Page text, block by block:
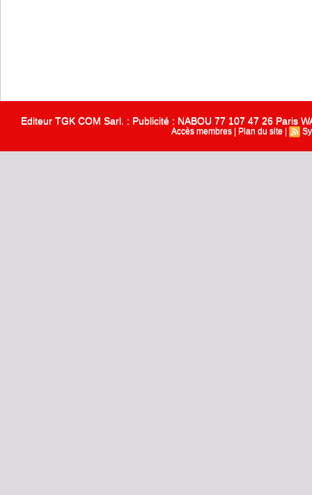
Editeur TGK COM Sarl. : Publicité : NABOU 77 107 47 26 Paris
Accès membres Plan du site